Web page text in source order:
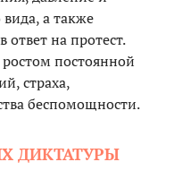
а также
на протест.
ростом постоянной
страха,
беспомощности.
ДИКТАТУРЫ